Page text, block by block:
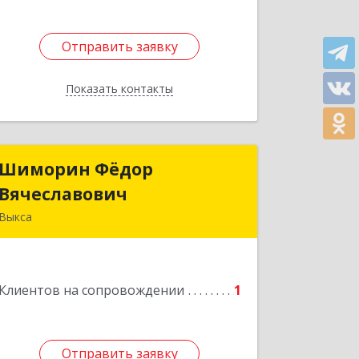
Отправить заявку
Показать контакты
Отправить заявку
Назад
Шиморин Фёдор
Вячеславович
Выкса
Клиентов на сопровождении 1
Отправить заявку
Шиморин Фёдор
Вячеславович
Отправить заявку